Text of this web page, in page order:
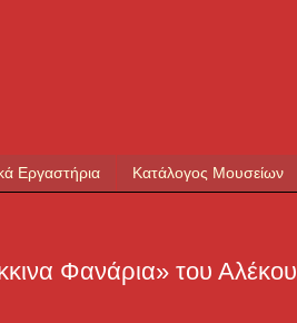
Εργαστήρια Κατάλογος Μουσείων
Φανάρια» του Αλέκου